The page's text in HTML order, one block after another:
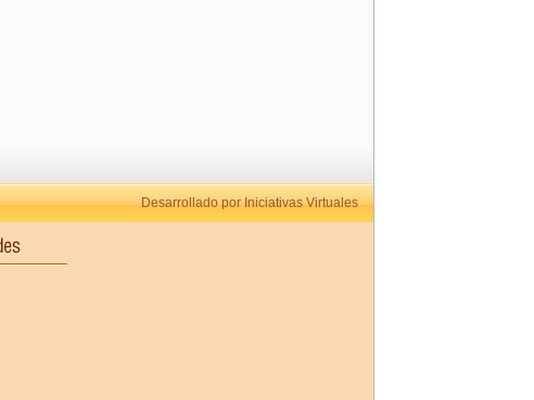
Desarrollado por Iniciativas Virtuales